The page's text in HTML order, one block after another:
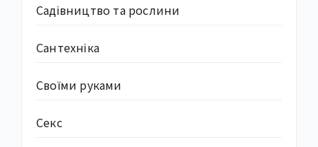
Садівництво та рослини
Сантехніка
Своїми руками
Секс